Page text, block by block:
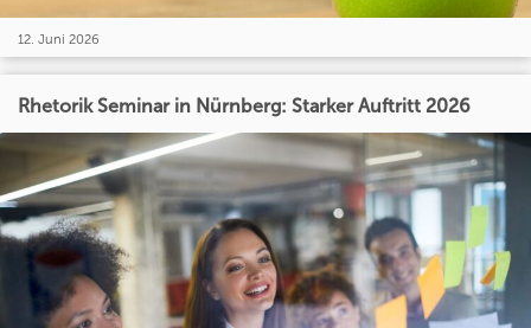
12. Juni 2026
Rhetorik Seminar in Nürnberg: Starker Auftritt 2026